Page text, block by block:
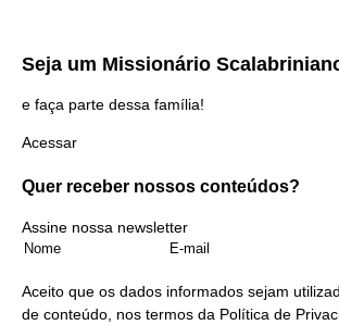
Seja um Missionário
e faça parte dessa família!
Acessar
Quer receber nossos conteúdos?
Assine nossa newsletter
Aceito que os dados informados sejam
de conteúdo, nos termos da Política de